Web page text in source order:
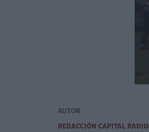
AUTOR
REDACCIÓN CAPITAL RADIO